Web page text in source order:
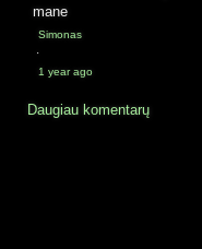
mane
Simonas
·
1 year ago
Daugiau komentarų